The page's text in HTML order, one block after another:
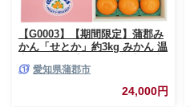
【G0003】【期間限定】蒲郡み
かん「せとか」約3kg みかん 温
みかん 宮川早生 箱入娘 てんば
娘 青島 せとか はるみ デコポン
樹熟デコポン 化粧箱 中晩柑 愛
愛知県蒲郡市
24,000円